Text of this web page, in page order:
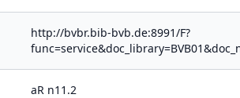
http://bvbr.bib-bvb.de:8991/F?
aR n11.2